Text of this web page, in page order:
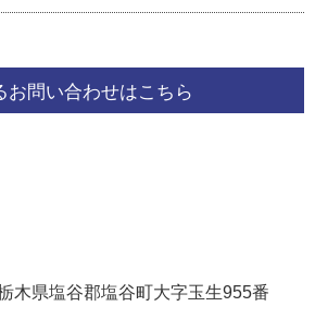
お問い合わせはこちら
木県塩谷郡塩谷町大字玉生955番